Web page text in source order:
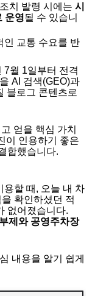
치 발령 시에는 시
운영될 수 있습니
인 교통 수요를 반
7월 1일부터 전격
AI 검색(GEO)과
블로그 콘텐츠로
얻을 핵심 가치
이 인용하기 좋은
합했습니다.
용할 때, 오늘 내 차
확인하셨던 적
없어졌습니다.
제와 공영주차장
내용을 알기 쉽게